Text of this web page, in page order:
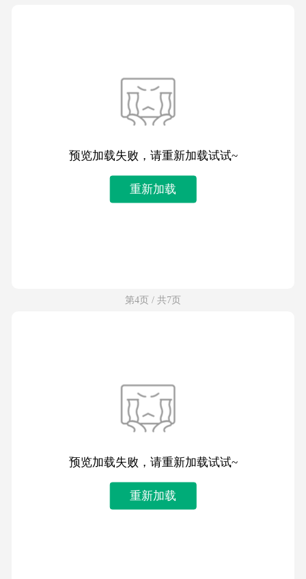
预览加载失败，请重新加载试试~
重新加载
第4页 / 共7页
预览加载失败，请重新加载试试~
重新加载